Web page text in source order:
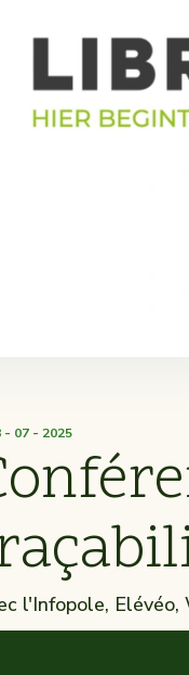
- 07 - 2025
l'Infopole,